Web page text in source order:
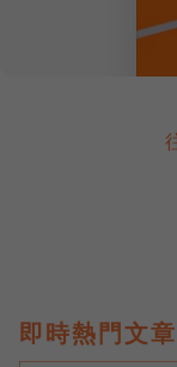
即時熱門文章